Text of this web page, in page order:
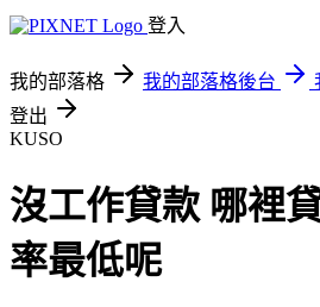
登入
我的部落格 我的部落格後台
登出
KUSO
沒工作貸款 哪裡
率最低呢